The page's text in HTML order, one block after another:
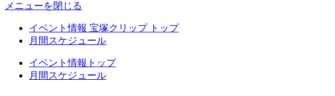
メニューを閉じる
イベント情報 宝塚クリップ トップ
月間スケジュール
イベント情報トップ
月間スケジュール